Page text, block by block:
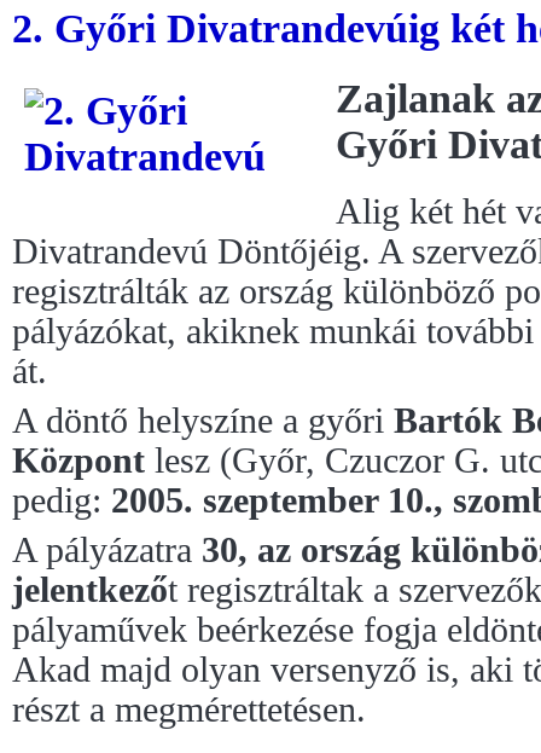
2. Győri Divatrandevúig két
Zajlanak
Győri
Alig két hét
Divatrandevú Döntőjéig. A
regisztrálták az ország különböző
pályázókat, akiknek munkái
át.
A döntő helyszíne a győri Bartók
Központ lesz (Győr, Czuczor G.
pedig: 2005. szeptember 10.,
A pályázatra 30, az ország
jelentkezőt regisztráltak a
pályaművek beérkezése fogja
Akad majd olyan versenyző is, aki
részt a megmérettetésen.